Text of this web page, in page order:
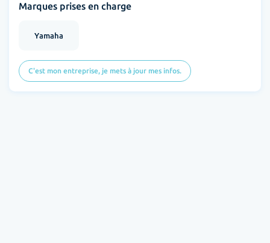
Marques prises en charge
Yamaha
C'est mon entreprise, je mets à jour mes infos.